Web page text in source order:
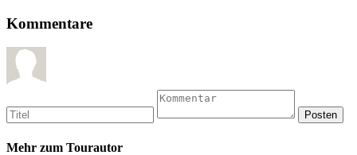
Kommentare
Mehr zum Tourautor